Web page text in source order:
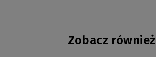
Zobacz również